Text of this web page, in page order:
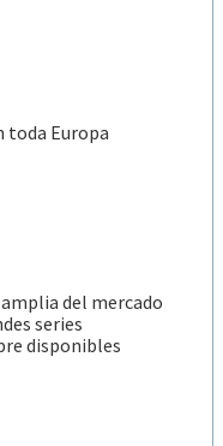
toda Europa
del mercado
series
disponibles